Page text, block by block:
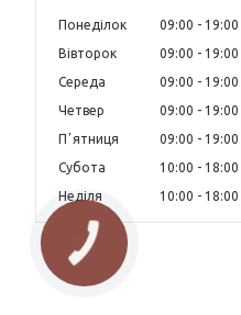
Понеділок 09:00
19:00
Вівторок
09:00
19:00
Середа
09:00
19:00
Четвер
09:00
19:00
Пʼятниця
09:00
19:00
Субота
10:00
18:00
Неділя
10:00 18:00